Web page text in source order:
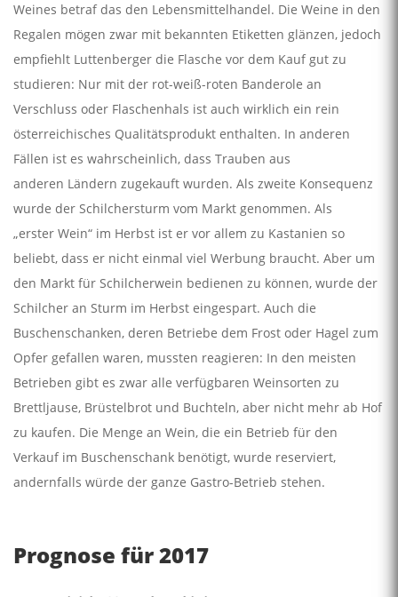
Weines betraf das den Lebensmittelhandel. Die Weine in den
Regalen mögen zwar mit bekannten Etiketten glänzen, jedoch
empfiehlt Luttenberger die Flasche vor dem Kauf gut zu
studieren: Nur mit der rot-weiß-roten Banderole an
Verschluss oder Flaschenhals ist auch wirklich ein rein
österreichisches Qualitätsprodukt enthalten. In anderen
Fällen ist es wahrscheinlich, dass Trauben aus
anderen Ländern zugekauft wurden. Als zweite Konsequenz
wurde der Schilchersturm vom Markt genommen. Als
„erster Wein“ im Herbst ist er vor allem zu Kastanien so
beliebt, dass er nicht einmal viel Werbung braucht. Aber um
den Markt für Schilcherwein bedienen zu können, wurde der
Schilcher an Sturm im Herbst eingespart. Auch die
Buschenschanken, deren Betriebe dem Frost oder Hagel zum
Opfer gefallen waren, mussten reagieren: In den meisten
Betrieben gibt es zwar alle verfügbaren Weinsorten zu
Brettljause, Brüstelbrot und Buchteln, aber nicht mehr ab Hof
zu kaufen. Die Menge an Wein, die ein Betrieb für den
Verkauf im Buschenschank benötigt, wurde reserviert,
andernfalls würde der ganze Gastro-Betrieb stehen.
Prognose für 2017